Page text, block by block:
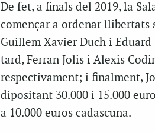
De fet, a finals del 2019, la
començar a ordenar llibertats
Guillem Xavier Duch i Eduard
tard, Ferran Jolis i Alexis
respectivament; i finalment,
dipositant 30.000 i 15.000
a 10.000 euros cadascuna.